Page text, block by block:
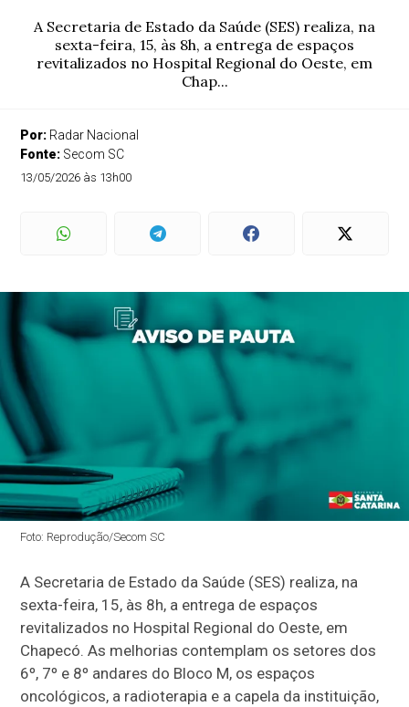
A Secretaria de Estado da Saúde (SES) realiza, na
sexta-feira, 15, às 8h, a entrega de espaços
revitalizados no Hospital Regional do Oeste, em
Chap...
Por: Radar Nacional
Fonte: Secom SC
13/05/2026 às 13h00
Foto: Reprodução/Secom SC
A Secretaria de Estado da Saúde (SES) realiza, na
sexta-feira, 15, às 8h, a entrega de espaços
revitalizados no Hospital Regional do Oeste, em
Chapecó. As melhorias contemplam os setores dos
6º, 7º e 8º andares do Bloco M, os espaços
oncológicos, a radioterapia e a capela da instituição,